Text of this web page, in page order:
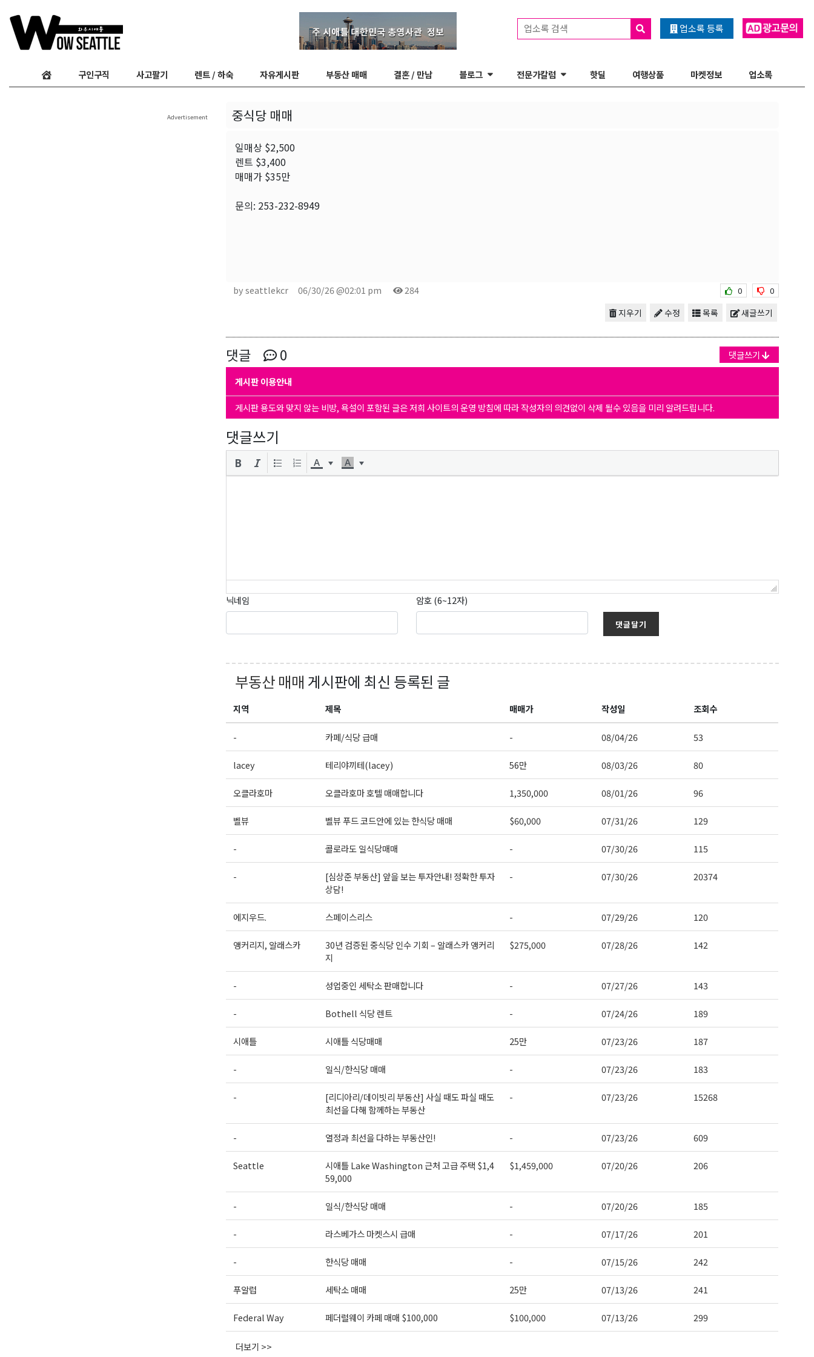
업소록 등록
업소록 검색
구인구직 사고팔기 렌트 / 하숙 자유게시판 부동산 매매 결혼 / 만남 블로그 전문가칼럼 핫딜 여행상품 마켓정보 업소록
Advertisement 중식당 매매
일매상 $2,500
렌트 $3,400
매매가 $35만
문의: 253-232-8949
by seattlekcr 06/30/26 @02:01 pm 284 0 0
새글쓰기
목록
수정
지우기
댓글 0 댓글쓰기
게시판 이용안내
게시판 용도와 맞지 않는 비방, 욕설이 포함된 글은 저희 사이트의 운영 방침에 따라 작성자의 의견없이 삭제 될수 있음을 미리 알려드립니다.
댓글쓰기
닉네임 암호 (6~12자)
댓글달기
부동산 매매 게시판에 최신 등록된 글
지역 제목 매매가 작성일 조회수
- 카페/식당 급매 - 08/04/26 53
lacey 테리야끼테(lacey) 56만 08/03/26 80
오클라호마 오클라호마 호텔 매매합니다 1,350,000 08/01/26 96
벨뷰 벨뷰 푸드 코드안에 있는 한식당 매매 $60,000 07/31/26 129
- 콜로라도 일식당매매 - 07/30/26 115
-
[심상준 부동산] 앞을 보는 투자안내! 정확한 투자
상담!
- 07/30/26 20374
에지우드. 스페이스리스 - 07/29/26 120
앵커리지, 알래스카
30년 검증된 중식당 인수 기회 – 알래스카 앵커리
지
$275,000 07/28/26 142
- 성업중인 세탁소 판매합니다 - 07/27/26 143
- Bothell 식당 렌트 - 07/24/26 189
시애틀 시애틀 식당매매 25만 07/23/26 187
- 일식/한식당 매매 - 07/23/26 183
-
[리디아리/데이빗리 부동산] 사실 때도 파실 때도
최선을 다해 함께하는 부동산
- 07/23/26 15268
- 열정과 최선을 다하는 부동산인! - 07/23/26 609
Seattle
시애틀 Lake Washington 근처 고급 주택 $1,4
59,000
$1,459,000 07/20/26 206
- 일식/한식당 매매 - 07/20/26 185
- 라스베가스 마켓스시 급매 - 07/17/26 201
- 한식당 매매 - 07/15/26 242
푸알럽 세탁소 매매 25만 07/13/26 241
Federal Way 페더럴웨이 카페 매매 $100,000 $100,000 07/13/26 299
더보기 >>